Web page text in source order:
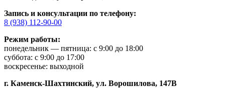
Запись и консультации по телефону:
8 (938) 112-90-00
Режим работы:
понедельник — пятница: с 9:00 до 18:00
суббота: с 9:00 до 17:00
воскресенье: выходной
г. Каменск-Шахтинский, ул. Ворошилова, 147В